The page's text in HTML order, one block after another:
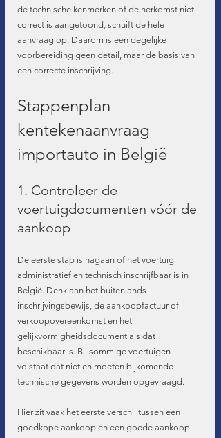
de technische kenmerken of de herkomst niet
correct is aangetoond, schuift de hele
aanvraag op. Daarom is een degelijke
voorbereiding geen detail, maar de basis van
een correcte inschrijving.
Stappenplan
kentekenaanvraag
importauto in België
1. Controleer de
voertuigdocumenten vóór de
aankoop
De eerste stap is nagaan of het voertuig
administratief en technisch inschrijfbaar is in
België. Denk aan het buitenlands
inschrijvingsbewijs, de aankoopfactuur of
verkoopovereenkomst en het
gelijkvormigheidsdocument als dat
beschikbaar is. Bij sommige voertuigen
volstaat dat niet en moeten bijkomende
technische gegevens worden opgevraagd.
Hier zit vaak het eerste verschil tussen een
goedkope aankoop en een goede aankoop.